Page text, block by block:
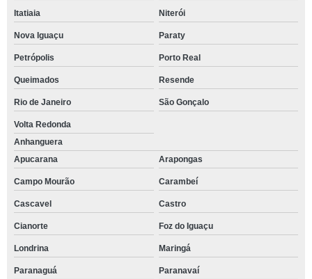
Itatiaia Niterói
Nova Iguaçu Paraty
Petrópolis Porto Real
Queimados Resende
Rio de Janeiro São Gonçalo
Volta Redonda
Anhanguera
Apucarana
Arapongas
Campo Mourão Carambeí
Cascavel Castro
Cianorte Foz do Iguaçu
Londrina Maringá
Paranaguá Paranavaí